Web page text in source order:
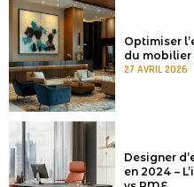
Optimiser
du
27 AVRIL 2026
Designer
en 2024 –